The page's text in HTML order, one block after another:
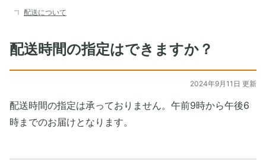
配送について
配送時間の指定はできますか？
2024年9月11日 更新
配送時間の指定は承っておりません。午前9時から午後6
時までのお届けとなります。